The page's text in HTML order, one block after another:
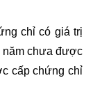
chỉ có giá trị
năm chưa được
cấp chứng chỉ